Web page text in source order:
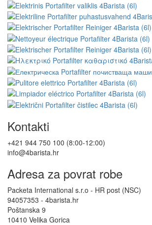
Kontakti
+421 944 750 100 (8:00-12:00)
info@4barista.hr
Adresa za povrat robe
Packeta International s.r.o - HR post (NSC)
94057353 - 4barista.hr
Poštanska 9
10410 Velika Gorica